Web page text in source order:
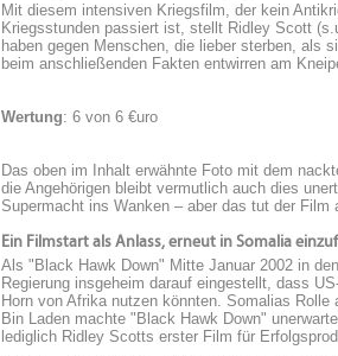
Mit diesem intensiven Kriegsfilm, der kein
Kriegsstunden passiert ist, stellt Ridley Scott
haben gegen Menschen, die lieber sterben, als
beim anschließenden Fakten entwirren am
Wertung: 6 von 6 €uro
Das oben im Inhalt erwähnte Foto mit dem
die Angehörigen bleibt vermutlich auch dies
Supermacht ins Wanken – aber das tut der Film
Ein Filmstart als Anlass, erneut in Somalia
Als "Black Hawk Down" Mitte Januar 2002 in
Regierung insgeheim darauf eingestellt, dass
Horn von Afrika nutzen könnten. Somalias
Bin Laden machte "Black Hawk Down"
lediglich Ridley Scotts erster Film für